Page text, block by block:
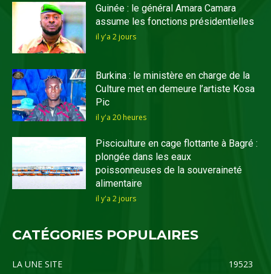
Guinée : le général Amara Camara
assume les fonctions présidentielles
il y'a 2 jours
Burkina : le ministère en charge de la
Culture met en demeure l’artiste Kosa
Pic
il y'a 20 heures
Pisciculture en cage flottante à Bagré :
plongée dans les eaux
poissonneuses de la souveraineté
alimentaire
il y'a 2 jours
CATÉGORIES POPULAIRES
LA UNE SITE
19523